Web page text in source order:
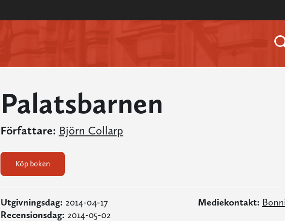
Palatsbarnen
Författare: Björn Collarp
Köp boken
Utgivningsdag: 2014-04-17
Recensionsdag: 2014-05-02
Mediekontakt: